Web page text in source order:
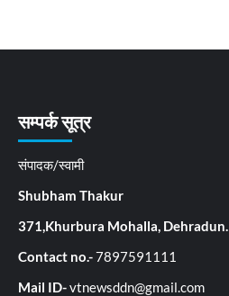
सम्पर्क सूत्र
संपादक/स्वामी
Shubham Thakur
371,Khurbura Mohalla, Dehradun.
Contact no.-7897591111
Mail ID-vtnewsddn@gmail.com